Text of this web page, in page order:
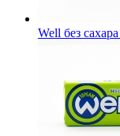
Well без